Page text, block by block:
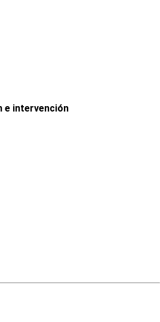
e intervención